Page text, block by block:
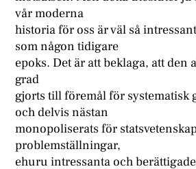
vår moderna
historia för oss är väl så
som någon tidigare
epoks. Det är att beklaga, att den
grad
gjorts till föremål för systematisk
och delvis nästan
monopoliserats för
problemställningar,
ehuru intressanta och